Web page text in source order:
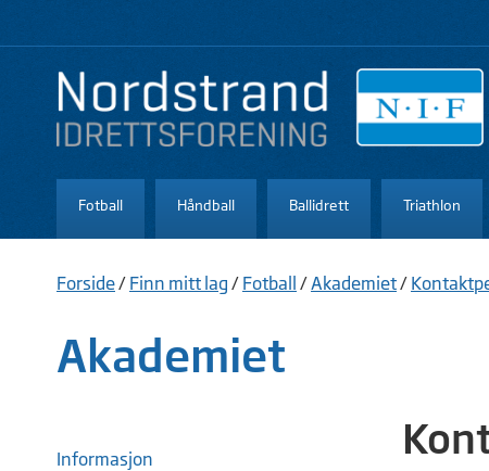
Fotball Håndball Ballidrett Triathlon
Forside/ Finn mitt lag / Fotball /Akademiet/
Akademiet
Informasjon